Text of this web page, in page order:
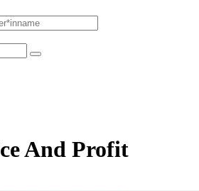
And Profit